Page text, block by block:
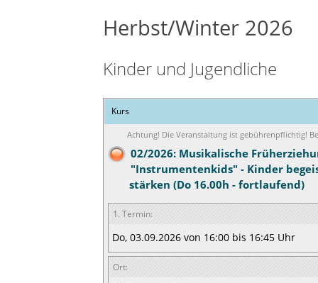
Herbst/Winter 2026
Kinder und Jugendliche
Kurs
Achtung! Die Veranstaltung ist gebührenpflichtig!
02/2026: Musikalische
"Instrumentenkids" - Kinder
stärken (Do 16.00h - fortlaufend)
1. Termin:
Do, 03.09.2026 von 16:00 bis 16:45 Uhr
Ort: